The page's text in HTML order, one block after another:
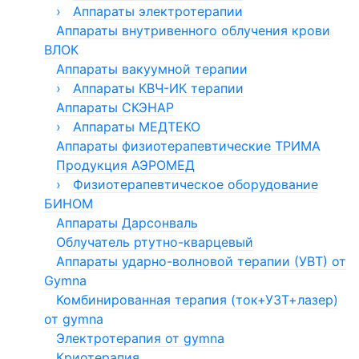
Эндовидеохирургические стойки для
урологии
Аппараты прессотерапии и
лимфодренажа «Лимфа»
Аппараты прессотерапии
терапевтические АЛП-01-"ЛАТОН"
Инструменты для терапевтических
лазеров
Аппарат Милта
Магнит МЕДТЕКО
›
Аппараты электротерапии
Аппараты УЛЬТРАДАР
Аппараты ЭЛЭСКУЛАП
Аппарат ЭЛАД
Аппарат ФОРЕЗ
Аппараты Мустанг
Аппараты внутривенного облучения крови
ВЛОК
Аппараты вакуумной терапии
›
Аппараты КВЧ-ИК терапии
Аппараты КВЧ-терапии Стелла
Аппараты Спинор
Аппараты СКЭНАР
›
Аппараты МЕДТЕКО
Аппарат АФК
Аппарат высокочастотной магнитотерапии
Аппарат ДМВ-терапии
Аппараты низкочастотной магнитотерапии
Аппараты СМВ-терапии
Аппараты УВЧ-терапии
Аппараты УЗТ-терапии
Аппараты электротерапии
Ингалятор ИНКО
Облучатели ртутно-кварцевые
Аппараты физиотерапевтические ТРИМА
Продукция АЭРОМЕД
›
Физиотерапевтическое оборудование
БИНОМ
Аппараты лазерные терапевтические
УзорМед
Аппараты лазерные терапевтические
УзорМед Б-2К
Аппараты лазерные терапевтические
Мустанг
Аппарат лазерно-вакуумной терапии
Аппараты Дарсонваль
Облучатель ртутно-кварцевый
Аппараты ударно-волновой терапии (УВТ) от
Gymna
Комбинированная терапия (ток+УЗТ+лазер)
от gymna
Электротерапия от gymna